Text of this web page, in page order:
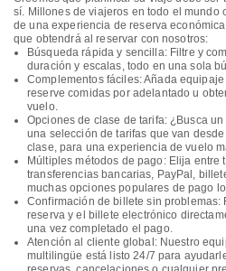
sí. Millones de viajeros en todo el mundo
de una experiencia de reserva
que obtendrá al reservar con nosotros:
Búsqueda rápida y sencilla: Filtre y
duración y escalas, todo en una sola
Complementos fáciles: Añada
reserve comidas por adelantado u
vuelo.
Opciones de clase de tarifa: ¿Busca
una selección de tarifas que van
clase, para una experiencia de vuelo
Múltiples métodos de pago: Elija entre
transferencias bancarias, PayPal,
muchas opciones populares de pago
Confirmación de billete sin problemas:
reserva y el billete electrónico
una vez completado el pago.
Atención al cliente global: Nuestro
multilingüe está listo 24/7 para